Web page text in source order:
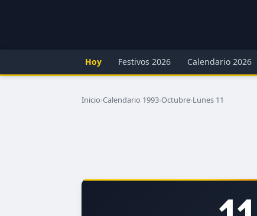
Hoy Festivos 2026 Calendario 2026
Inicio›Calendario 1993›Octubre›Lunes 11